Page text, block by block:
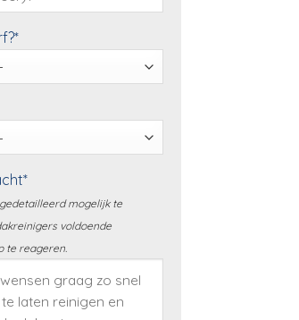
mogelijk te
voldoende
te reageren.